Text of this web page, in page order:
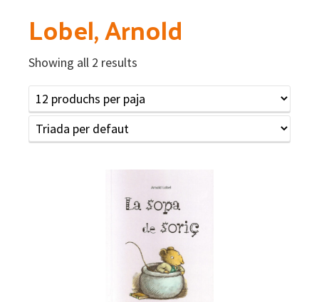
Lobel, Arnold
Showing all 2 results